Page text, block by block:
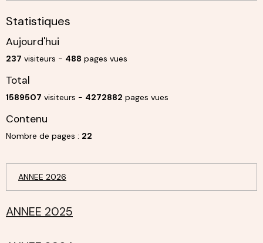
Statistiques
Aujourd'hui
237 visiteurs - 488 pages vues
Total
1589507 visiteurs - 4272882 pages vues
Contenu
Nombre de pages : 22
ANNEE 2026
ANNEE 2025